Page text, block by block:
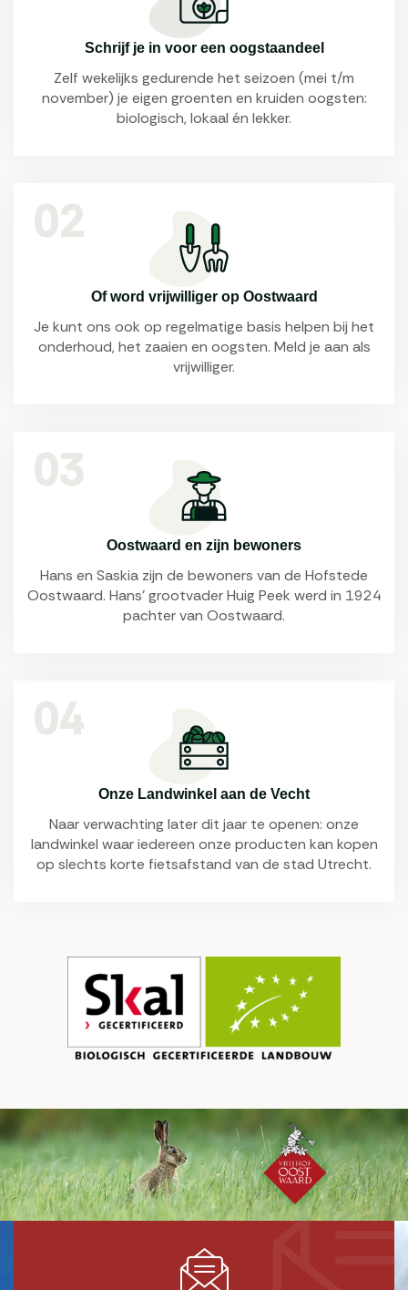
Schrijf je in voor een oogstaandeel
Zelf wekelijks gedurende het seizoen (mei t/m
november) je eigen groenten en kruiden oogsten:
biologisch, lokaal én lekker.
02
Of word vrijwilliger op Oostwaard
Je kunt ons ook op regelmatige basis helpen bij het
onderhoud, het zaaien en oogsten. Meld je aan als
vrijwilliger.
03
Oostwaard en zijn bewoners
Hans en Saskia zijn de bewoners van de Hofstede
Oostwaard. Hans’ grootvader Huig Peek werd in 1924
pachter van Oostwaard.
04
Onze Landwinkel aan de Vecht
Naar verwachting later dit jaar te openen: onze
landwinkel waar iedereen onze producten kan kopen
op slechts korte fietsafstand van de stad Utrecht.